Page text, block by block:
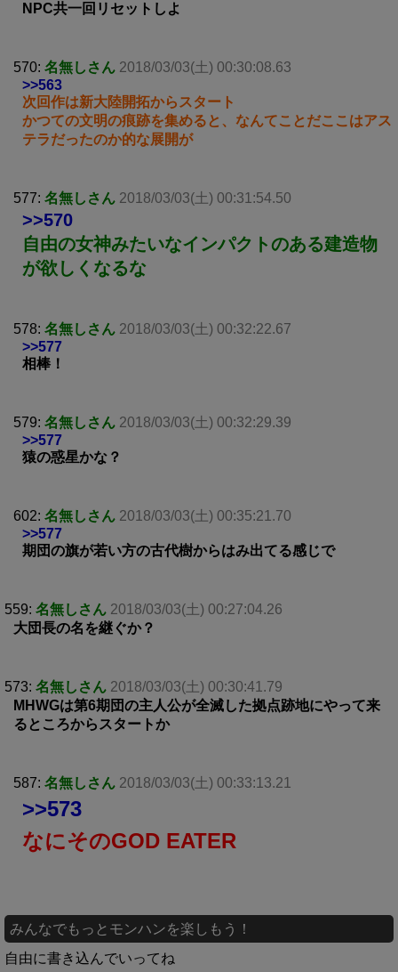
NPC共一回リセットしよ
570: 名無しさん 2018/03/03(土) 00:30:08.63
>>563
次回作は新大陸開拓からスタート
かつての文明の痕跡を集めると、なんてことだここはアス
テラだったのか的な展開が
577: 名無しさん 2018/03/03(土) 00:31:54.50
>>570
自由の女神みたいなインパクトのある建造物
が欲しくなるな
578: 名無しさん 2018/03/03(土) 00:32:22.67
>>577
相棒！
579: 名無しさん 2018/03/03(土) 00:32:29.39
>>577
猿の惑星かな？
602: 名無しさん 2018/03/03(土) 00:35:21.70
>>577
期団の旗が若い方の古代樹からはみ出てる感じで
559: 名無しさん 2018/03/03(土) 00:27:04.26
大団長の名を継ぐか？
573: 名無しさん 2018/03/03(土) 00:30:41.79
MHWGは第6期団の主人公が全滅した拠点跡地にやって来
るところからスタートか
587: 名無しさん 2018/03/03(土) 00:33:13.21
>>573
なにそのGOD EATER
みんなでもっとモンハンを楽しもう！
自由に書き込んでいってね